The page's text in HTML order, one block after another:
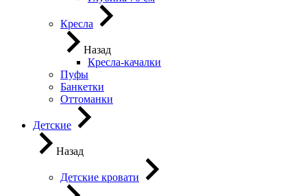
Кресла
Назад
Кресла-качалки
Пуфы
Банкетки
Оттоманки
Детские
Назад
Детские кровати